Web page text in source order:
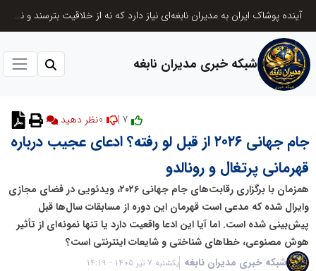
آینده پوشاک ایران به مدیران نابغه‌ای نیاز دارد که نه از خلاقیت بترسند و نه بروکراسی
شبکه خبری مدیران نابغه
نظر دهید
جام جهانی ۲۰۲۶ از قبل لو رفته؟ ادعای عجیب درباره
قهرمانی پرتغال و رونالدو
همزمان با برگزاری رقابت‌های جام جهانی ۲۰۲۶، ویدئویی در فضای مجازی
وایرال شده که مدعی است قهرمان این دوره از مسابقات سال‌ها قبل
پیش‌بینی شده است. اما آیا این ادعا واقعیت دارد یا تنها نمونه‌ای از تأثیر
هوش مصنوعی، خطاهای شناختی و شایعات اینترنتی است؟
شبکه خبری مدیران نابغه یکشنبه 7 تیر 1405 - 14:19